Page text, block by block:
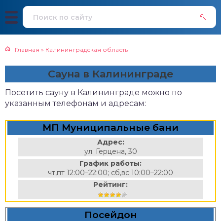
Главная » Калининградская область
Сауна в Калининграде
Посетить сауну в Калининграде можно по
указанным телефонам и адресам:
МП Муниципальные бани
Адрес:
ул. Герцена, 30
График работы:
чт,пт 12:00–22:00; сб,вс 10:00–22:00
Рейтинг:
Посейдон